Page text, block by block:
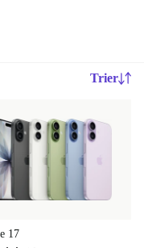
Trier
17